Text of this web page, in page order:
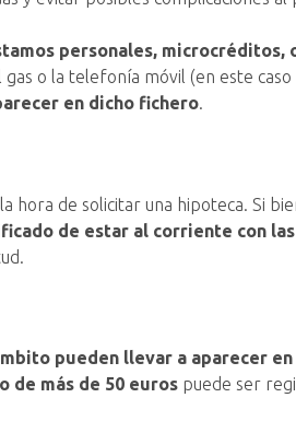
personales, microcréditos,
gas o la telefonía móvil (en este caso
en dicho fichero.
hora de solicitar una hipoteca. Si
de estar al corriente con
pueden llevar a aparecer en
de más de 50 euros puede ser